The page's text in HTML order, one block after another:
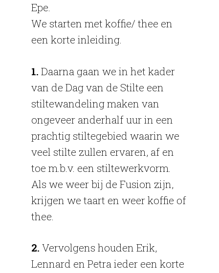
Epe.
We starten met koffie/ thee en
een korte inleiding.
1. Daarna gaan we in het kader
van de Dag van de Stilte een
stiltewandeling maken van
ongeveer anderhalf uur in een
prachtig stiltegebied waarin we
veel stilte zullen ervaren, af en
toe m.b.v. een stiltewerkvorm.
Als we weer bij de Fusion zijn,
krijgen we taart en weer koffie of
thee.
2. Vervolgens houden Erik,
Lennard en Petra ieder een korte